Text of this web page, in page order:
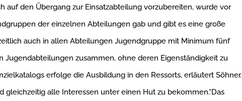
auf den Übergang zur Einsatzabteilung vorzubereiten, wurde vor
der einzelnen Abteilungen gab und gibt es eine große
auch in allen Abteilungen Jugendgruppe mit Minimum fünf
Jugendabteilungen zusammen, ohne deren Eigenständigkeit zu
erfolge die Ausbildung in den Ressorts, erläutert Söhner.
gleichzeitig alle Interessen unter einen Hut zu bekommen.“Das